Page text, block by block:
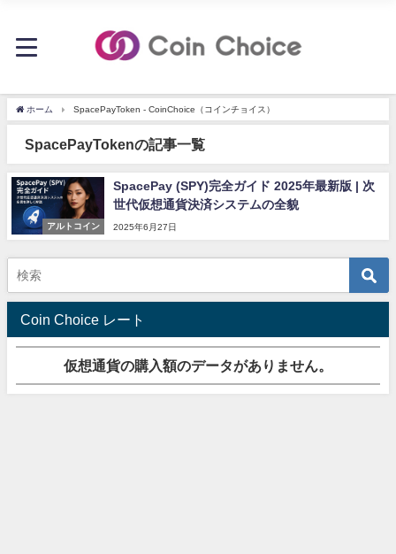
ホーム SpacePayToken - CoinChoice（コインチョイス）
SpacePayTokenの記事一覧
アルトコイン
SpacePay (SPY)完全ガイド 2025年最新版 | 次
世代仮想通貨決済システムの全貌
2025年6月27日
Coin Choice レート
仮想通貨の購入額のデータがありません。